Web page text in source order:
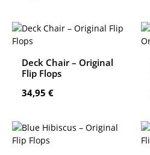
Deck Chair – Original
Flip Flops
Regulärer Preis:
34,95 €